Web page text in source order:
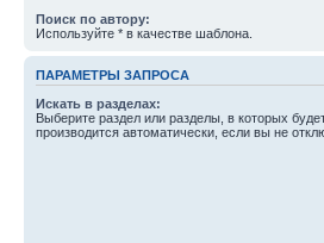
Поиск по автору:
Используйте * в качестве шаблона.
ПАРАМЕТРЫ ЗАПРОСА
Искать в разделах:
Выберите раздел или разделы, в которых
производится автоматически, если вы не